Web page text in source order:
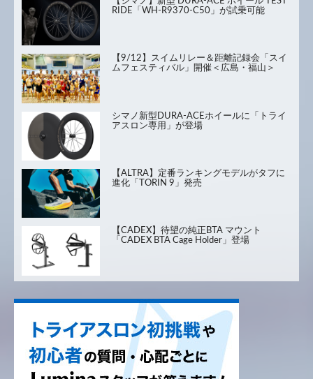
RIDE「WH-R9370-C50」が試乗可能
【9/12】スイムリレー＆距離記録会「スイ
ムフェスティバル」開催＜広島・福山＞
シマノ新型DURA-ACEホイールに「トライ
アスロン専用」が登場
【ALTRA】定番ランキングモデルがタフに
進化「TORIN 9」発売
【CADEX】待望の純正BTA マウント
「CADEX BTA Cage Holder」登場